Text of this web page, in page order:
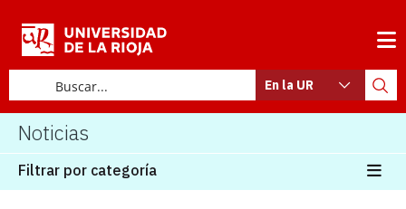
En la UR
Noticias
Filtrar por categoría